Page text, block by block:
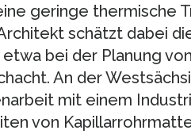
geringe thermische
schätzt dabei
bei der Planung
An der
mit einem
von